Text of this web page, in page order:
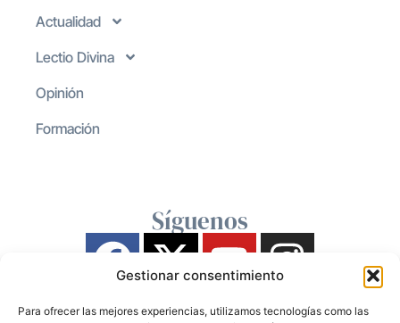
Gestionar consentimiento
Para ofrecer las mejores experiencias, utilizamos tecnologías como las
Actualidad
Lectio Divina
Opinión
Formación
Síguenos